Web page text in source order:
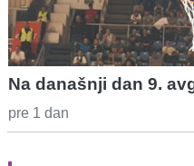
Na današnji dan 9.
pre 1 dan